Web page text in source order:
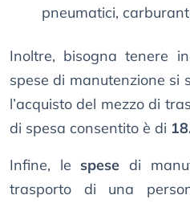
pneumatici,
Inoltre, bisogna tenere
spese di manutenzione si
l’acquisto del mezzo di
di spesa consentito è di
Infine, le spese di
trasporto di una